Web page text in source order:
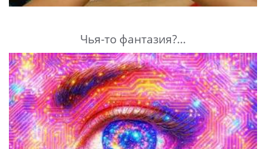
Чья-то фантазия?...